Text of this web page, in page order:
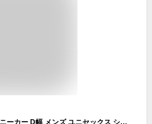
【P最大7倍★9月5日限定】スニーカー D幅 メンズ ユニセックス シューズ/ニューバランス newbalance FRESH FOAM RCVRY リカバリー/洗濯機で丸洗いOK！ 運動靴 ウォーキング スポーツ ジム デイリー 靴 ローカット 運動 くつ/RCVRY-C